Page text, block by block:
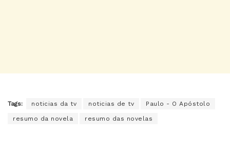
Tags: noticias da tv noticias de tv Paulo - O Apóstolo
resumo da novela resumo das novelas